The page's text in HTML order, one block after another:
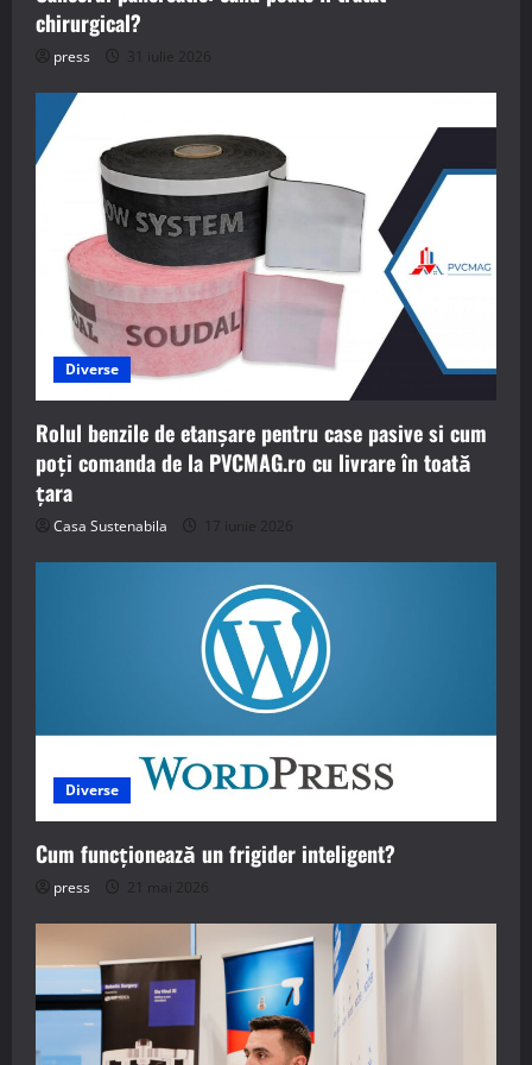
chirurgical?
press 31 iulie 2026
Diverse
Rolul benzile de etanșare pentru case pasive si cum
poți comanda de la PVCMAG.ro cu livrare în toată
țara
Casa Sustenabila 17 iunie 2026
Diverse
Cum funcționează un frigider inteligent?
press 21 mai 2026